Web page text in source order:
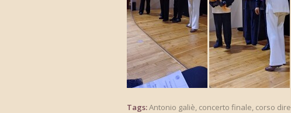
Tags:Antonio galiè, concerto finale, corso